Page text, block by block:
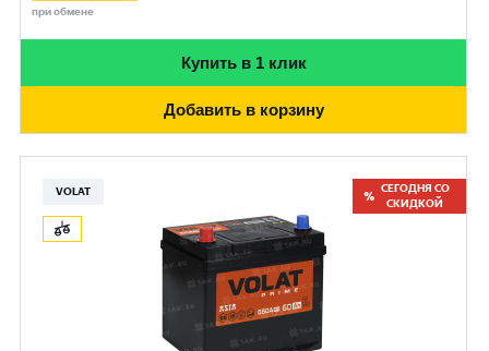
при обмене
Купить в 1 клик
Добавить в корзину
VOLAT
СЕГОДНЯ СО
СКИДКОЙ